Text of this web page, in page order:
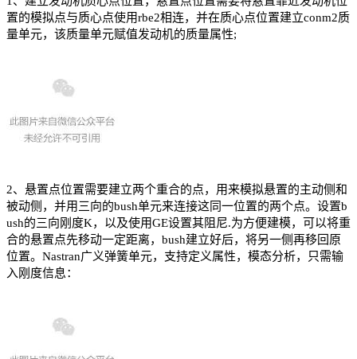
置的模拟点与质心点使用rbe2相连，并在质心点位置建立conm2质
量单元，该质量单元赋值发动机的质量属性;
2、悬置点位置需要建立两个重合的点，用来模拟悬置的主动侧和
被动侧，并用三向的bush单元来连接这同一位置的两个点。设置b
ush的三向刚度K，以及使用GE设置其阻尼.为方便建模，可以将重
合的悬置点先移动一定距离，bush建立好后，将另一侧再移回原
位置。Nastran广义弹簧单元，支持定义属性，模态分析，只需输
入刚度信息：